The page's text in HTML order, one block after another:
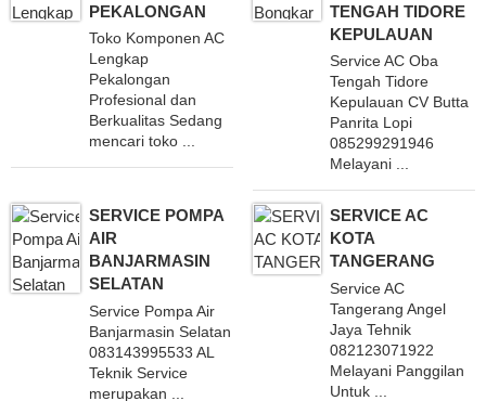
PEKALONGAN
Toko Komponen AC
Lengkap
Pekalongan
Profesional dan
Berkualitas Sedang
mencari toko ...
TENGAH TIDORE
KEPULAUAN
Service AC Oba
Tengah Tidore
Kepulauan CV Butta
Panrita Lopi
085299291946
Melayani ...
SERVICE POMPA
AIR
BANJARMASIN
SELATAN
Service Pompa Air
Banjarmasin Selatan
083143995533 AL
Teknik Service
merupakan ...
SERVICE AC
KOTA
TANGERANG
Service AC
Tangerang Angel
Jaya Tehnik
082123071922
Melayani Panggilan
Untuk ...